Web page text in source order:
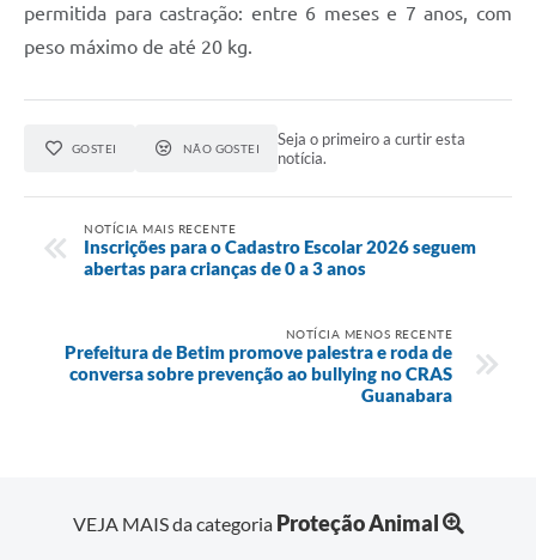
permitida para castração: entre 6 meses e 7 anos, com
peso máximo de até 20 kg.
GOSTEI NÃO GOSTEI
Seja o primeiro a curtir esta
notícia.
NOTÍCIA MAIS RECENTE
Inscrições para o Cadastro Escolar 2026 seguem
abertas para crianças de 0 a 3 anos
NOTÍCIA MENOS RECENTE
Prefeitura de Betim promove palestra e roda de
conversa sobre prevenção ao bullying no CRAS
Guanabara
VEJA MAIS da categoria Proteção Animal